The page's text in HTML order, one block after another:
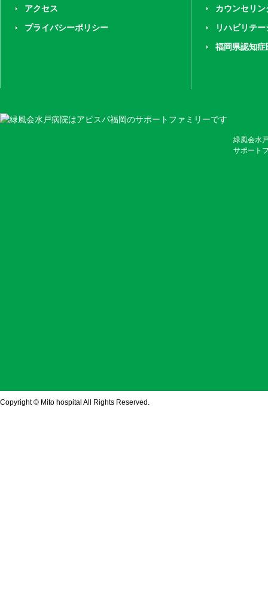
アクセス
プライバシーポリシー
カウンセリン
リハビリテ
福岡県認知
緑風会水
サポート
Copyright © Mito hospital All Rights Reserved.